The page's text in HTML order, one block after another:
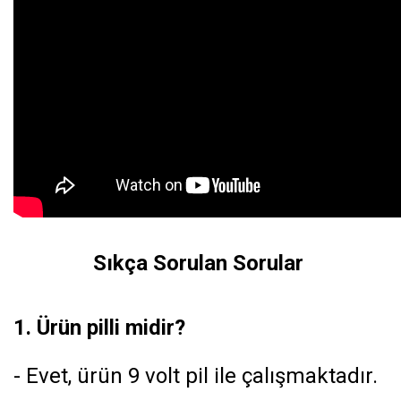
Sıkça Sorulan Sorular
1. Ürün pilli midir?
- Evet, ürün 9 volt pil ile çalışmaktadır.